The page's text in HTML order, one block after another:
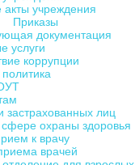
акты учреждения
Приказы
документация
услуги
коррупции
застрахованных лиц
охраны здоровья
к врачу
врачей